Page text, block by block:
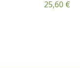
25,60 €